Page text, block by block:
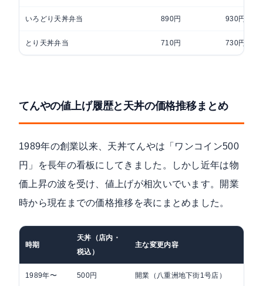
いろどり天丼弁当 890円 930円
とり天丼弁当 710円 730円
てんやの値上げ履歴と天丼の価格推移まとめ
1989年の創業以来、天丼てんやは「ワンコイン500
円」を長年の看板にしてきました。しかし近年は物
価上昇の波を受け、値上げが相次いでいます。開業
時から現在までの価格推移を表にまとめました。
時期
天丼（店内・
税込）
主な変更内容
1989年〜 500円 開業（八重洲地下街1号店）